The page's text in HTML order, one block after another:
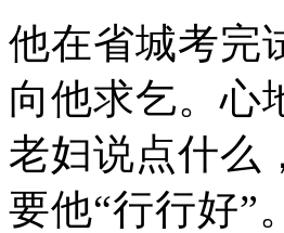
他在省城考完
向他求乞。心
老妇说点什么
要他“行行好”